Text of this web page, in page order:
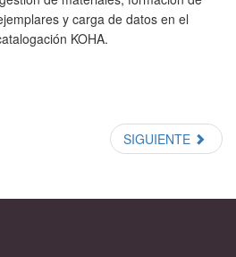
y carga de datos en el
KOHA.
SIGUIENTE